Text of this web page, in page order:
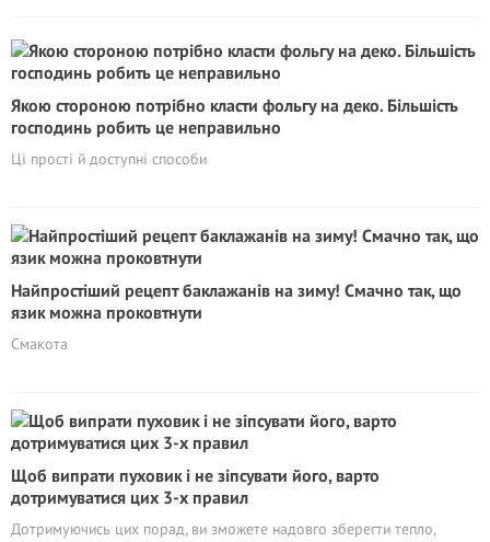
Якою стороною потрібно класти фольгу на деко. Більшість
господинь робить це неправильно
Ці прості й доступні способи
Найпростіший рецепт баклажанів на зиму! Смачно так, що
язик можна проковтнути
Смакота
Щоб випрати пуховик і не зіпсувати його, варто
дотримуватися цих 3-х правил
Дотримуючись цих порад, ви зможете надовго зберегти тепло,